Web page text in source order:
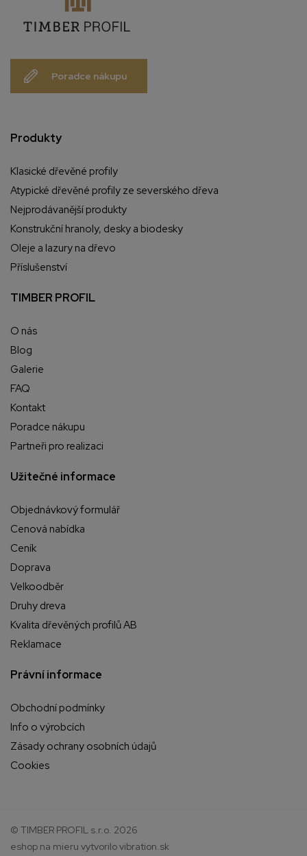
Poradce nákupu
Produkty
Klasické dřevěné profily
Atypické dřevěné profily ze severského dřeva
Nejprodávanější produkty
Konstrukční hranoly, desky a biodesky
Oleje a lazury na dřevo
Příslušenství
TIMBER PROFIL
O nás
Blog
Galerie
FAQ
Kontakt
Poradce nákupu
Partneři pro realizaci
Užitečné informace
Objednávkový formulář
Cenová nabídka
Ceník
Doprava
Velkoodběr
Druhy dreva
Kvalita dřevěných profilů AB
Reklamace
Právní informace
Obchodní podmínky
Info o výrobcích
Zásady ochrany osobních údajů
Cookies
© TIMBER PROFIL s.r.o. 2026
eshop na mieru vytvorilovibration.sk